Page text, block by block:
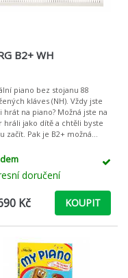
B2+ WH
piano bez stojanu 88
kláves (NH). Vždy jste
hrát na piano? Možná jste na
hráli jako dítě a chtěli byste
začít. Pak je B2+ možná
plný,
doručení
Kč KOUPIT